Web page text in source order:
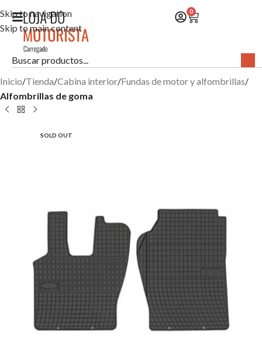
Skip to navigation
Skip to main content
0
Inicio Tienda Cabina interior Fundas de motor y alfombrillas
Alfombrillas de goma
SOLD OUT